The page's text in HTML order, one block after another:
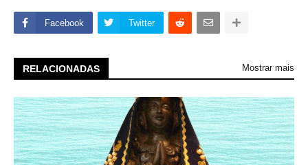
Facebook Twitter
RELACIONADAS Mostrar mais